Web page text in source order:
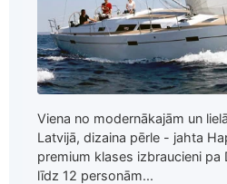
Viena no modernākajām un
Latvijā, dizaina pērle - jahta
premium klases izbraucieni pa
līdz 12 personām...